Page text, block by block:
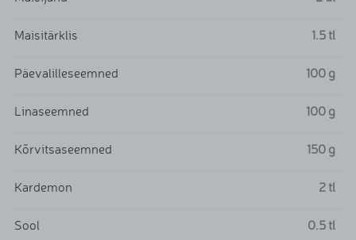
Maisitärklis 1.5 tl
Päevalilleseemned 100 g
Linaseemned 100 g
Kõrvitsaseemned 150 g
Kardemon 2 tl
Sool 0.5 tl